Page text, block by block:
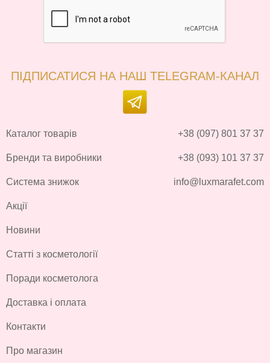
ПІДПИСАТИСЯ НА НАШ TELEGRAM-КАНАЛ
Каталог товарів
Бренди та виробники
Система знижок
Акції
Новини
Статті з косметології
Поради косметолога
Доставка і оплата
Контакти
Про магазин
+38 (097) 801 37 37
+38 (093) 101 37 37
info@luxmarafet.com